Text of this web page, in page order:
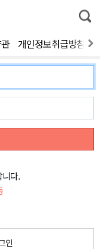
통
합
색
개인정보취급방침
니다.
인